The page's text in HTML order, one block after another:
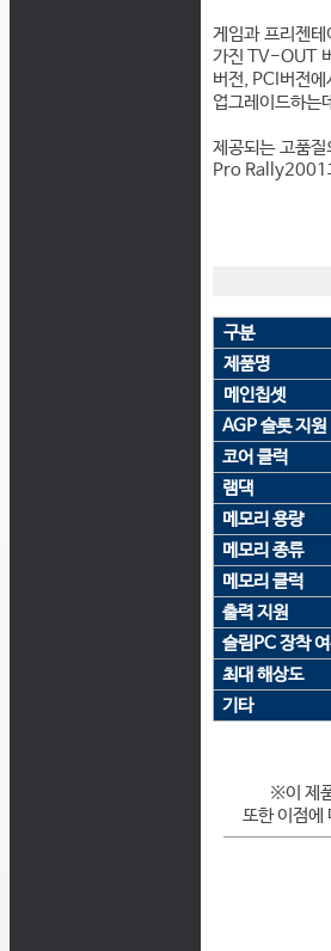
게임과 프리젠
가진 TV-OUT
버전, PCI버전
업그레이드하는
제공되는 고품
Pro Rally2001
구분
제품명
메인칩셋
AGP 슬롯 지원
코어 클럭
램댁
메모리 용량
메모리 종류
메모리 클럭
출력 지원
슬림PC 장착
최대 해상도
기타
※이 제
또한 이점에